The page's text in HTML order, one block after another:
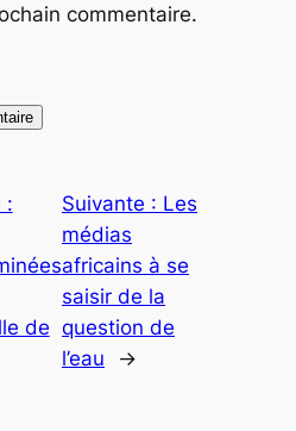
commentaire.
:
de
Suivante : Les
médias
africains à se
saisir de la
question de
l’eau
→